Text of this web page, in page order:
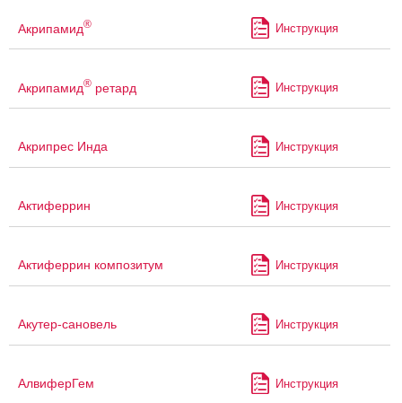
Акрипамид® Инструкция
Акрипамид® ретард Инструкция
Акрипрес Инда Инструкция
Актиферрин Инструкция
Актиферрин композитум Инструкция
Акутер-сановель Инструкция
АлвиферГем Инструкция